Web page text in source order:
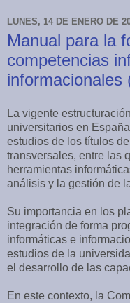
LUNES, 14 DE ENERO DE
Manual para la
competencias
informacionales
La vigente
universitarios en
estudios de los títulos
transversales, entre las
herramientas
análisis y la gestión de
Su importancia en los
integración de forma
informáticas e
estudios de la
el desarrollo de las
En este contexto, la